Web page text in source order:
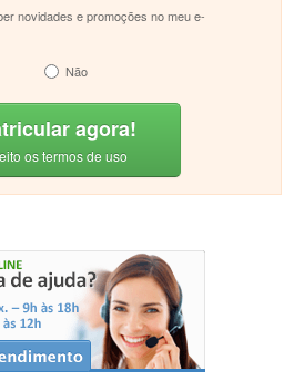
novidades e promoções no meu e-
Não
agora!
os termos de uso